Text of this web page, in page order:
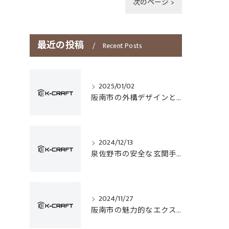
最近の投稿 Recent Posts
2025/01/02
阪南市の外構デザインとフェンス選びのポイント
2024/12/13
泉佐野市の安全な玄関手すり設置技術
2024/11/27
阪南市の魅力的なエクステリアデザイン